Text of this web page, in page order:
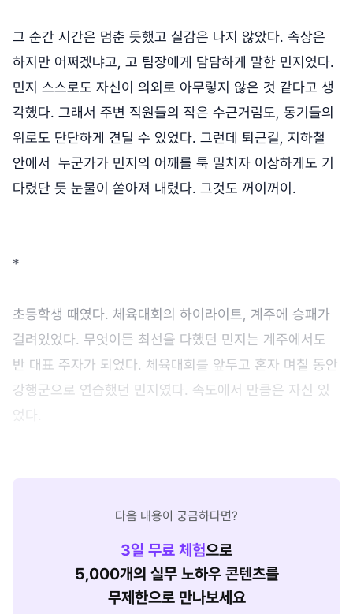
그 순간 시간은 멈춘 듯했고 실감은 나지 않았다. 속상은
하지만 어쩌겠냐고, 고 팀장에게 담담하게 말한 민지였다.
민지 스스로도 자신이 의외로 아무렇지 않은 것 같다고 생
각했다. 그래서 주변 직원들의 작은 수근거림도, 동기들의
위로도 단단하게 견딜 수 있었다. 그런데 퇴근길, 지하철
안에서 누군가가 민지의 어깨를 툭 밀치자 이상하게도 기
다렸단 듯 눈물이 쏟아져 내렸다. 그것도 꺼이꺼이.
*
초등학생 때였다. 체육대회의 하이라이트, 계주에 승패가
걸려있었다. 무엇이든 최선을 다했던 민지는 계주에서도
반 대표 주자가 되었다. 체육대회를 앞두고 혼자 며칠 동안
강행군으로 연습했던 민지였다. 속도에서 만큼은 자신 있
었다.
다음 내용이 궁금하다면?
3일 무료 체험으로
5,000개의 실무 노하우 콘텐츠를
무제한으로 만나보세요